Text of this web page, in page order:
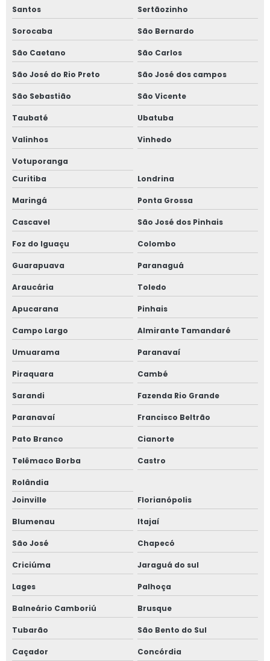
Santos Sertãozinho
Sorocaba São Bernardo
São Caetano São Carlos
São José do Rio Preto São José dos campos
São Sebastião São Vicente
Taubaté Ubatuba
Valinhos Vinhedo
Votuporanga
Curitiba
Londrina
Maringá Ponta Grossa
Cascavel São José dos Pinhais
Foz do Iguaçu Colombo
Guarapuava Paranaguá
Araucária Toledo
Apucarana Pinhais
Campo Largo Almirante Tamandaré
Umuarama Paranavaí
Piraquara Cambé
Sarandi Fazenda Rio Grande
Paranavaí Francisco Beltrão
Pato Branco Cianorte
Telêmaco Borba Castro
Rolândia
Joinville
Florianópolis
Blumenau Itajaí
São José Chapecó
Criciúma Jaraguá do sul
Lages Palhoça
Balneário Camboriú Brusque
Tubarão São Bento do Sul
Caçador Concórdia